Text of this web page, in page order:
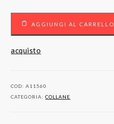
carati
bianco
AGGIUNGI AL CARRELLO
acquisto
COD:A11560
CATEGORIA:COLLANE